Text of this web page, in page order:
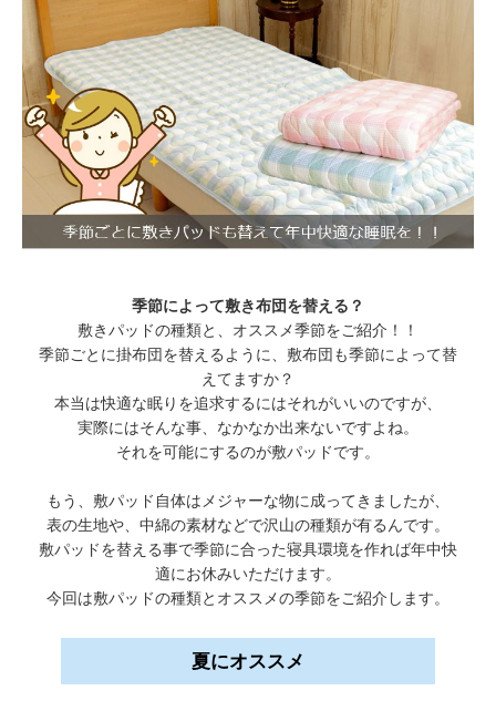
季節によって敷き布団を替える？
敷きパッドの種類と、オススメ季節をご紹介！！
季節ごとに掛布団を替えるように、敷布団も季節によって替
えてますか？
本当は快適な眠りを追求するにはそれがいいのですが、
実際にはそんな事、なかなか出来ないですよね。
それを可能にするのが敷パッドです。
もう、敷パッド自体はメジャーな物に成ってきましたが、
表の生地や、中綿の素材などで沢山の種類が有るんです。
敷パッドを替える事で季節に合った寝具環境を作れば年中快
適にお休みいただけます。
今回は敷パッドの種類とオススメの季節をご紹介します。
夏にオススメ